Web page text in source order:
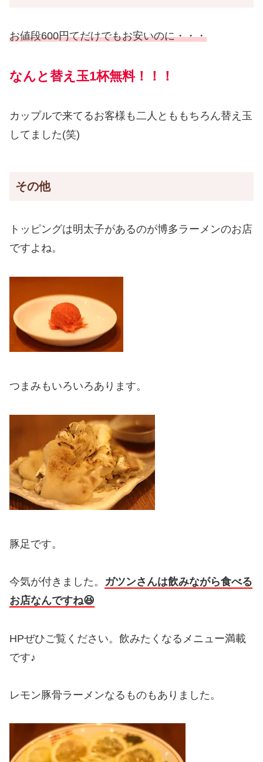
お値段600円てだけでもお安いのに・・・
なんと替え玉1杯無料！！！
カップルで来てるお客様も二人とももちろん替え玉
してました(笑)
その他
トッピングは明太子があるのが博多ラーメンのお店
ですよね。
つまみもいろいろあります。
豚足です。
今気が付きました。 ガツンさんは飲みながら食べる
お店なんですね😆
HPぜひご覧ください。飲みたくなるメニュー満載
です♪
レモン豚骨ラーメンなるものもありました。